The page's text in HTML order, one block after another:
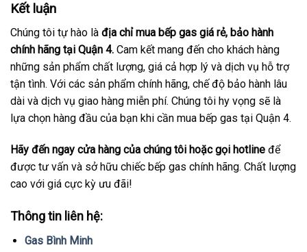
Kết luận
Chúng tôi tự hào là địa chỉ mua bếp gas giá rẻ, bảo hành
chính hãng tại Quận 4. Cam kết mang đến cho khách hàng
những sản phẩm chất lượng, giá cả hợp lý và dịch vụ hỗ trợ
tận tình. Với các sản phẩm chính hãng, chế độ bảo hành lâu
dài và dịch vụ giao hàng miễn phí. Chúng tôi hy vọng sẽ là
lựa chọn hàng đầu của bạn khi cần mua bếp gas tại Quận 4.
Hãy đến ngay cửa hàng của chúng tôi hoặc gọi hotline để
được tư vấn và sở hữu chiếc bếp gas chính hãng. Chất lượng
cao với giá cực kỳ ưu đãi!
Thông tin liên hệ:
Gas Bình Minh